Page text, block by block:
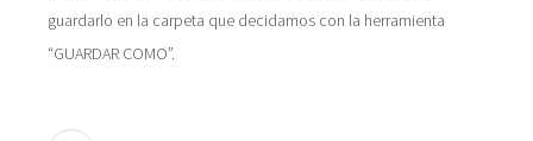
guardarlo en la carpeta que decidamos con la herramienta
“GUARDAR COMO”.